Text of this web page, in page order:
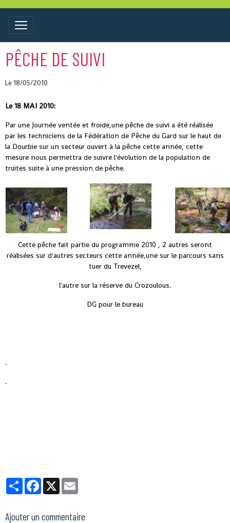
PÊCHE DE SUIVI
Le 18/05/2010
Le 18 MAI 2010:
Par une Journée ventée et froide,une pêche de suivi a été réalisée
par les techniciens de la Fédération de Pêche du Gard sur le haut de
la Dourbie sur un secteur ouvert à la pêche cette année, cette
mesure nous permettra de suivre l'évolution de la population de
truites suite à une pression de pêche.
Cette pêche fait partie du programme 2010 , 2 autres seront
réalisées sur d'autres secteurs cette année,une sur le parcours sans
tuer du Trevezel,
l'autre sur la réserve du Crozoulous.
DG pour le bureau
PartagerFacebook
X
Ajouter un commentaire